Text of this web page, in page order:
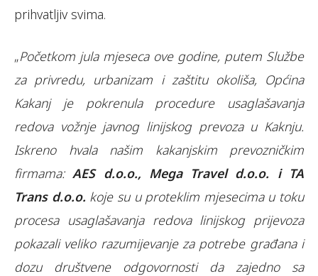
prihvatljiv svima.
„Početkom jula mjeseca ove godine, putem Službe
za privredu, urbanizam i zaštitu okoliša, Općina
Kakanj je pokrenula procedure usaglašavanja
redova vožnje javnog linijskog prevoza u Kaknju.
Iskreno hvala našim kakanjskim prevozničkim
firmama:AES d.o.o., Mega Travel d.o.o. i TA
Trans d.o.o. koje su u proteklim mjesecima u toku
procesa usaglašavanja redova linijskog prijevoza
pokazali veliko razumijevanje za potrebe građana i
dozu društvene odgovornosti da zajedno sa